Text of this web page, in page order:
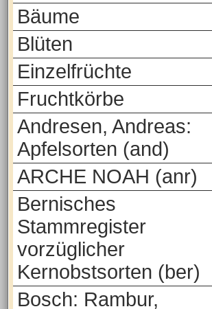
Bäume
Blüten
Einzelfrüchte
Fruchtkörbe
Andresen, Andreas:
Apfelsorten (and)
ARCHE NOAH (anr)
Bernisches
Stammregister
vorzüglicher
Kernobstsorten (ber)
Bosch: Rambur,